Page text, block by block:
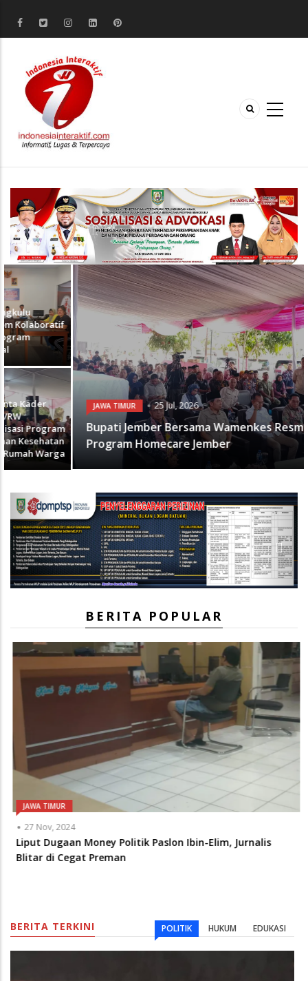
JAWA TIMUR 25 Jul, 2026
Bupati Jember Bersama Wamenkes Resmikan
Program Homecare Jember
Previous Next
BERITA POPULAR
27 Nov, 2024
Liput Dugaan Money Politik Paslon Ibin-Elim, Jurnalis
Blitar di Cegat Preman
BERITA TERKINI POLITIK HUKUM EDUKASI